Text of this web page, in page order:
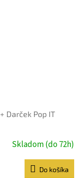
+ Darček Pop IT
Skladom (do 72h)
Do košíka